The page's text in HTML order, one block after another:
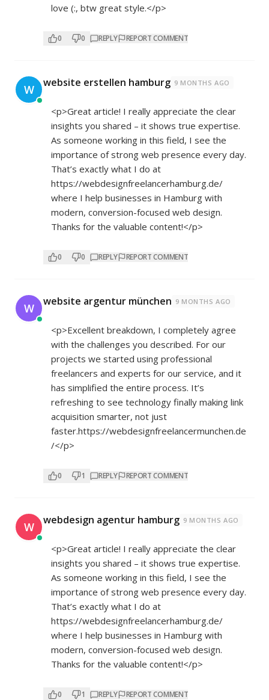
love (:, btw great style.</p>
0 0 REPLY REPORT COMMENT
W website erstellen hamburg 9 MONTHS AGO
<p>Great article! I really appreciate the clear
insights you shared – it shows true expertise.
As someone working in this field, I see the
importance of strong web presence every day.
That’s exactly what I do at
https://webdesignfreelancerhamburg.de/
where I help businesses in Hamburg with
modern, conversion-focused web design.
Thanks for the valuable content!</p>
0 0 REPLY REPORT COMMENT
W website argentur münchen 9 MONTHS AGO
<p>Excellent breakdown, I completely agree
with the challenges you described. For our
projects we started using professional
freelancers and experts for our service, and it
has simplified the entire process. It’s
refreshing to see technology finally making link
acquisition smarter, not just
faster.https://webdesignfreelancermunchen.de
/</p>
0 1 REPLY REPORT COMMENT
W webdesign agentur hamburg 9 MONTHS AGO
<p>Great article! I really appreciate the clear
insights you shared – it shows true expertise.
As someone working in this field, I see the
importance of strong web presence every day.
That’s exactly what I do at
https://webdesignfreelancerhamburg.de/
where I help businesses in Hamburg with
modern, conversion-focused web design.
Thanks for the valuable content!</p>
0 1 REPLY REPORT COMMENT